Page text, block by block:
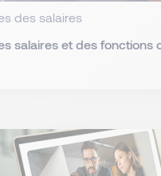
des salaires
salaires et des fonctions